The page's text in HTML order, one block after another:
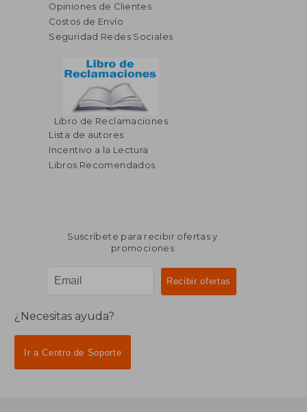
Opiniones de Clientes
Costos de Envío
Seguridad Redes Sociales
Libro de Reclamaciones
Lista de autores
Incentivo a la Lectura
Libros Recomendados
Suscríbete para recibir ofertas y
promociones
¿Necesitas ayuda?
Ir a Centro de Soporte